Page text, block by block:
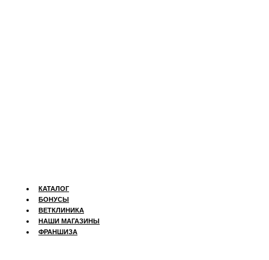
КАТАЛОГ
БОНУСЫ
ВЕТКЛИНИКА
НАШИ МАГАЗИНЫ
ФРАНШИЗА